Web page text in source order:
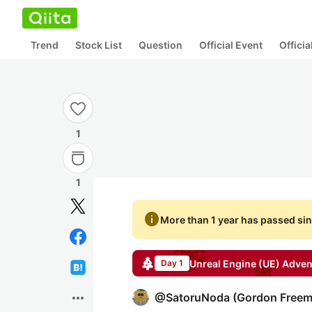
Trend Stock List Question Official Event
1
1
more_horiz
infoMore than 1 year has passed
Day 1 Unreal Engine (UE)
@SatoruNoda (Gordon